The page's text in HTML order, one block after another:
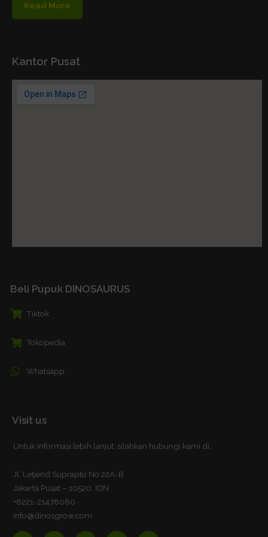
Read More
Kantor Pusat
Beli Pupuk DINOSAURUS
Tiktok
Tokopedia
Whatsapp
Visit us
Untuk informasi lebih lanjut, silahkan hubungi kami di:
Jl, Letjend Suprapto No 22A-B
Jakarta Pusat – 10520, IDN
+6221-21478080
info@dinosgrow.com